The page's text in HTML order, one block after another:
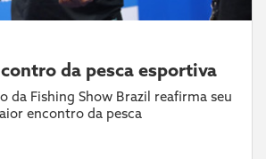
da pesca esportiva
da Fishing Show Brazil reafirma seu
encontro da pesca